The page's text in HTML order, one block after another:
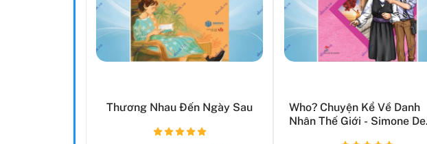
Thương Nhau Đến Ngày Sau
Who? Chuyện Kể Về Danh
Nhân Thế Giới - Simone De